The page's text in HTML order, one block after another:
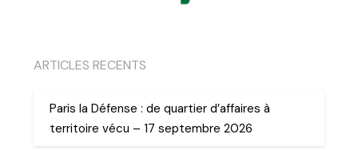
ARTICLES RECENTS
Paris la Défense : de quartier d’affaires à
territoire vécu – 17 septembre 2026